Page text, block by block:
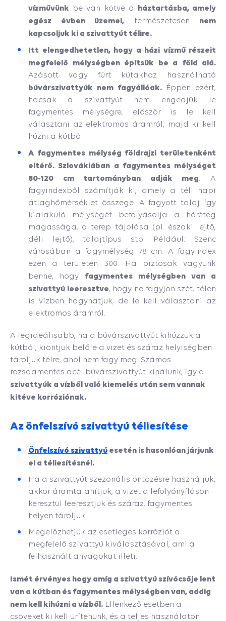
vízművünk be van kötve a háztartásba, amely
egész évben üzemel, természetesen nem
kapcsoljuk ki a szivattyút télire.
Itt elengedhetetlen, hogy a házi vízmű részeit
megfelelő mélységben építsük be a föld alá.
Azásott vagy fúrt kútakhoz használható
búvárszivattyúk nem fagyállóak. Éppen ezért,
hacsak a szivattyút nem engedjük le
fagymentes mélységre, először is le kell
választani az elektromos áramról, majd ki kell
húzni a kútból.
A fagymentes mélység földrajzi területenként
eltérő. Szlovákiában a fagymentes mélységet
80-120 cm tartományban adják meg . A
fagyindexből számítják ki, amely a téli napi
átlaghőmérséklet összege. A fagyott talaj így
kialakuló mélységét befolyásolja a hóréteg
magassága, a terep tájolása (pl. északi lejtő,
déli lejtő), talajtípus stb. Például: Szenc
városában a fagymélység 78 cm. A fagyindex
ezen a területen 300. Ha biztosak vagyunk
benne, hogy fagymentes mélységben van a
szivattyú leeresztve, hogy ne fagyjon szét, télen
is vízben hagyhatjuk, de le kell választani az
elektromos áramról.
A legideálisabb, ha a búvárszivattyút kihúzzuk a
kútból, kiöntjük belőle a vizet és száraz helyiségben
tároljuk télre, ahol nem fagy meg. Számos
rozsdamentes acél búvárszivattyút kínálunk, így a
szivattyúk a vízből való kiemelés után sem vannak
kitéve korróziónak.
Az önfelszívó szivattyú téliesítése
Önfelszívó szivattyú esetén is hasonlóan járjunk
el a téliesítésnél.
Ha a szivattyút szezonális öntözésre használjuk,
akkor áramtalanítjuk, a vizet a lefolyónyíláson
keresztül leeresztjük és száraz, fagymentes
helyen tároljuk.
Megelőzhetjük az esetleges korróziót a
megfelelő szivattyú kiválasztásával, ami a
felhasznált anyagokat illeti.
Ismét érvényes hogy amíg a szivattyú szívócsője lent
van a kútban és fagymentes mélységben van, addig
nem kell kihúzni a vízből. Ellenkező esetben a
csöveket ki kell ürítenünk, és a teljes használaton